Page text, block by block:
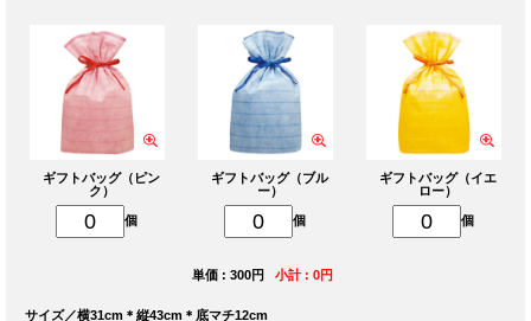
ギフトバッグ（ピン
ク）
個
ギフトバッグ（ブル
ー）
個
ギフトバッグ（イエ
ロー）
個
単価 : 300円 小計 : 0円
サイズ／横31cm＊縦43cm＊底マチ12cm